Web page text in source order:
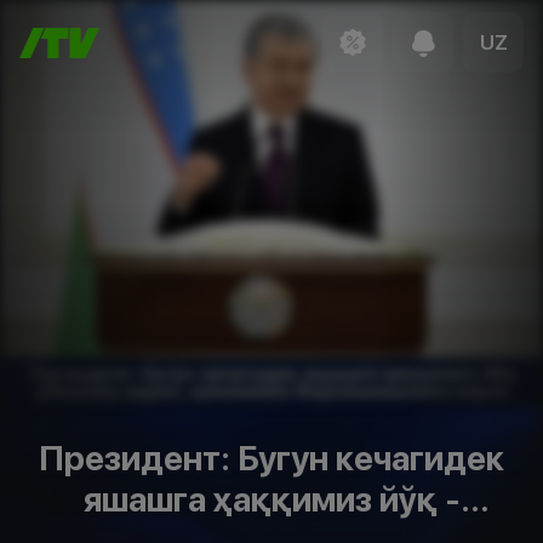
UZ
Президент: Бугун кечагидек
яшашга ҳаққимиз йўқ -